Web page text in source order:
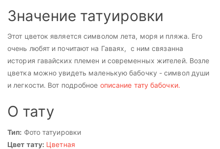
Значение татуировки
Этот цветок является символом лета, моря и пляжа. Его
очень любят и почитают на Гаваях, с ним связанна
история гавайских племен и современных жителей. Возле
цветка можно увидеть маленькую бабочку - символ души
и легкости. Вот подробное описание тату бабочки.
О тату
Тип: Фото татуировки
Цвет тату: Цветная